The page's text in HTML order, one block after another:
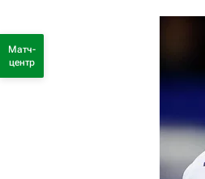
Матч-
центр